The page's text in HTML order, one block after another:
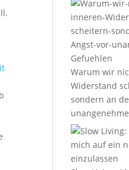
Warum wir
Widerstand
sondern an